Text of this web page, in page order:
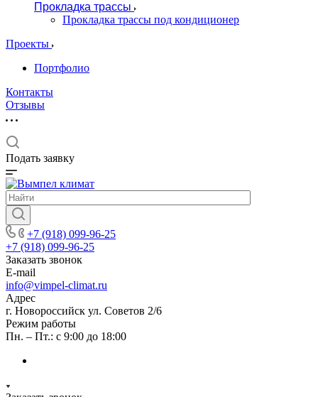
Прокладка трассы
Прокладка трассы под кондиционер
Проекты
Портфолио
Контакты
Отзывы
Подать заявку
+7 (918) 099-96-25
+7 (918) 099-96-25
Заказать звонок
E-mail
info@vimpel-climat.ru
Адрес
г. Новороссийск ул. Советов 2/6
Режим работы
Пн. – Пт.: с 9:00 до 18:00